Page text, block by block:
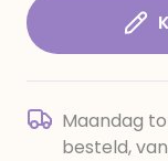
Maandag
besteld,